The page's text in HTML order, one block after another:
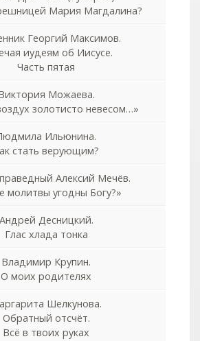
Мария Магдалина?
Георгий Максимов.
иудеям об Иисусе.
Часть пятая
Можаева.
золотисто невесом…»
Ильюнина.
стать верующим?
Алексий Мечёв.
молитвы угодны Богу?»
Андрей Десницкий.
Глас хлада тонка
Владимир Крупин.
О моих родителях
Шелкунова.
Обратный отсчёт.
Всё в твоих руках